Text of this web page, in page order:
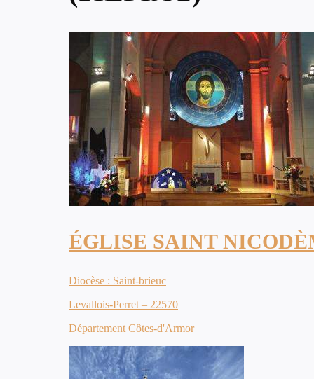
ÉGLISE SAINT
Diocèse : Saint-brieuc
Levallois-Perret – 22570
Département Côtes-d'Armor